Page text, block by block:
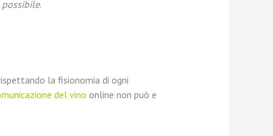
.
la fisionomia di ogni
del vino online non può e